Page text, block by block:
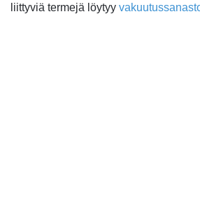
liittyviä termejä löytyy